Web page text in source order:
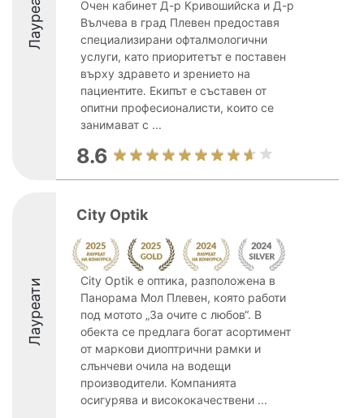
Лауреати
Очен кабинет Д-р Кривошийска и Д-р
Вълчева в град Плевен предоставя
специализирани офталмологични
услуги, като приоритетът е поставен
върху здравето и зрението на
пациентите. Екипът е съставен от
опитни професионалисти, които се
занимават с ...
8.6
Лауреати
City Optik
City Optik е оптика, разположена в
Панорама Мол Плевен, която работи
под мотото „За очите с любов“. В
обекта се предлага богат асортимент
от маркови диоптрични рамки и
слънчеви очила на водещи
производители. Компанията
осигурява и висококачествени ...